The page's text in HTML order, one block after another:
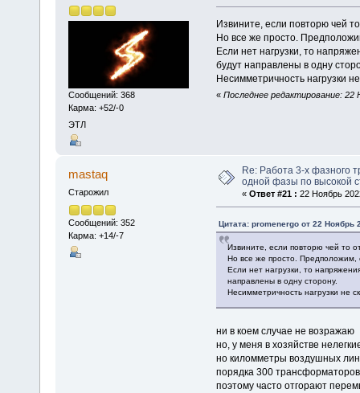
Сообщений: 368
Карма: +52/-0
ЭТЛ
Извините, если повторю чей
Но все же просто.
Если нет нагрузки, то
будут направлены в одну
Несимметричность нагрузки
« Последнее редактирование: 22
mastaq
Старожил
Сообщений: 352
Карма: +14/-7
Re: Работа 3-х фазного
одной фазы по высокой
« Ответ #21 : 22 Ноябрь
Цитата: promenergo от 22 Ноябрь
Извините, если повторю чей то
Но все же просто. Предположим,
Если нет нагрузки, то
направлены в одну сторону.
Несимметричность нагрузки не
ни в коем случае не возражаю
но, у меня в хозяйстве
но киломметры воздушных
порядка 300
поэтому часто отгорают